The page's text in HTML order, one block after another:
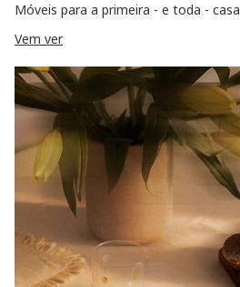
Móveis para a primeira - e toda - casa
Vem ver